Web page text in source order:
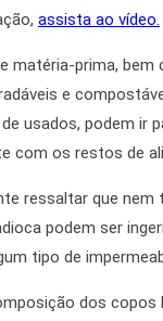
assista ao vídeo.
matéria-prima, bem
e
usados, podem ir
com os restos de
ressaltar que nem
podem ser
tipo de
dos copos